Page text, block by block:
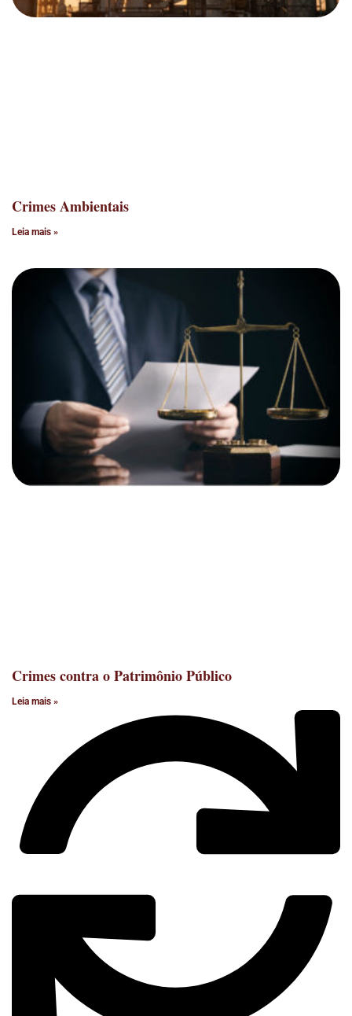
Crimes Ambientais
Leia mais »
Crimes contra o Patrimônio Público
Leia mais »